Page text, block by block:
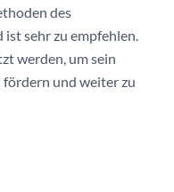
des
sehr zu empfehlen.
werden, um sein
fördern und weiter zu